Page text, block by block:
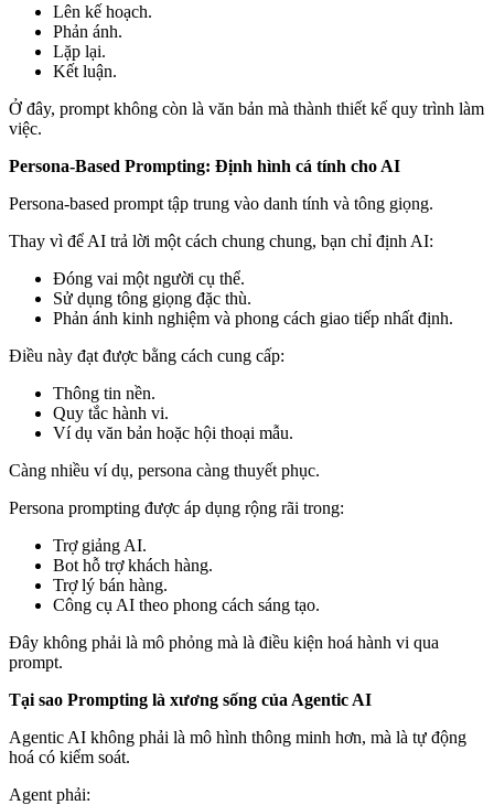
Lên kế hoạch.
Phản ánh.
Lặp lại.
Kết luận.
Ở đây, prompt không còn là văn bản mà thành thiết kế quy trình làm
việc.
Persona-Based Prompting: Định hình cá tính cho AI
Persona-based prompt tập trung vào danh tính và tông giọng.
Thay vì để AI trả lời một cách chung chung, bạn chỉ định AI:
Đóng vai một người cụ thể.
Sử dụng tông giọng đặc thù.
Phản ánh kinh nghiệm và phong cách giao tiếp nhất định.
Điều này đạt được bằng cách cung cấp:
Thông tin nền.
Quy tắc hành vi.
Ví dụ văn bản hoặc hội thoại mẫu.
Càng nhiều ví dụ, persona càng thuyết phục.
Persona prompting được áp dụng rộng rãi trong:
Trợ giảng AI.
Bot hỗ trợ khách hàng.
Trợ lý bán hàng.
Công cụ AI theo phong cách sáng tạo.
Đây không phải là mô phỏng mà là điều kiện hoá hành vi qua
prompt.
Tại sao Prompting là xương sống của Agentic AI
Agentic AI không phải là mô hình thông minh hơn, mà là tự động
hoá có kiểm soát.
Agent phải: